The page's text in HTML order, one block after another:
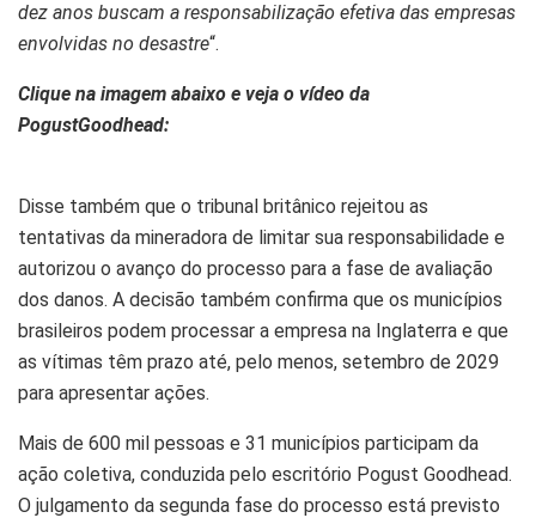
dez anos buscam a responsabilização efetiva das empresas
envolvidas no desastre“.
Clique na imagem abaixo e veja o vídeo da
PogustGoodhead:
Disse também que o tribunal britânico rejeitou as
tentativas da mineradora de limitar sua responsabilidade e
autorizou o avanço do processo para a fase de avaliação
dos danos. A decisão também confirma que os municípios
brasileiros podem processar a empresa na Inglaterra e que
as vítimas têm prazo até, pelo menos, setembro de 2029
para apresentar ações.
Mais de 600 mil pessoas e 31 municípios participam da
ação coletiva, conduzida pelo escritório Pogust Goodhead.
O julgamento da segunda fase do processo está previsto